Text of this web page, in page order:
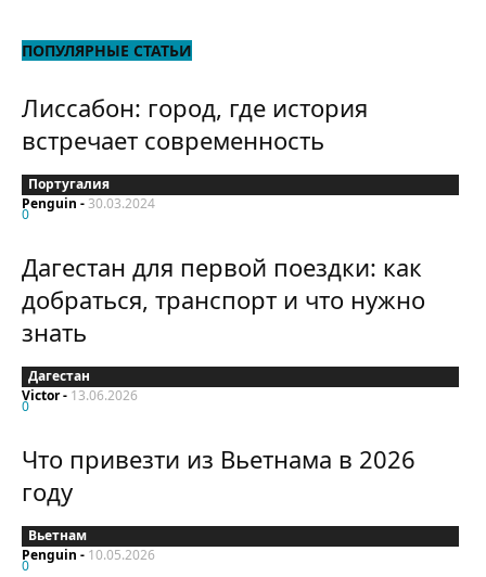
ПОПУЛЯРНЫЕ СТАТЬИ
Лиссабон: город, где история
встречает современность
Португалия
Penguin - 30.03.2024
0
Дагестан для первой поездки: как
добраться, транспорт и что нужно
знать
Дагестан
Victor- 13.06.2026
0
Что привезти из Вьетнама в 2026
году
Вьетнам
Penguin - 10.05.2026
0